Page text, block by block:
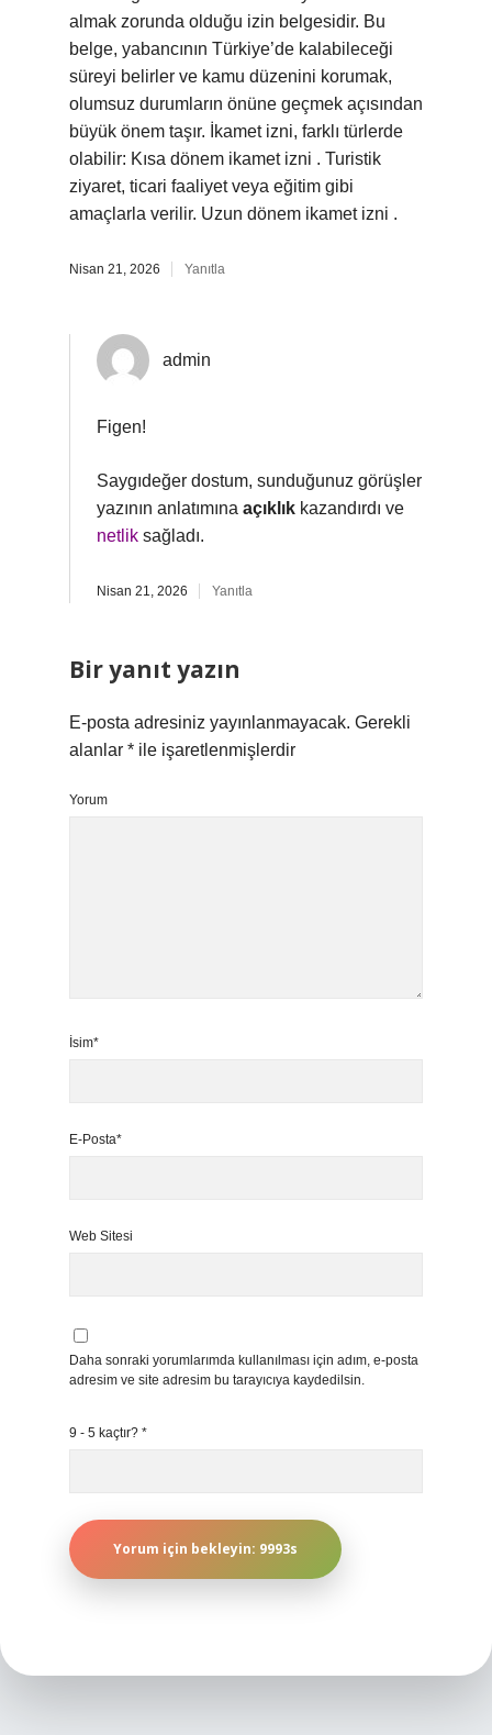
almak zorunda olduğu izin belgesidir. Bu
belge, yabancının Türkiye’de kalabileceği
süreyi belirler ve kamu düzenini korumak,
olumsuz durumların önüne geçmek açısından
büyük önem taşır. İkamet izni, farklı türlerde
olabilir: Kısa dönem ikamet izni . Turistik
ziyaret, ticari faaliyet veya eğitim gibi
amaçlarla verilir. Uzun dönem ikamet izni .
Nisan 21, 2026 Yanıtla
admin
Figen!
Saygıdeğer dostum, sunduğunuz görüşler
yazının anlatımına açıklık kazandırdı ve
netlik sağladı.
Nisan 21, 2026 Yanıtla
Bir yanıt yazın
E-posta adresiniz yayınlanmayacak. Gerekli
alanlar * ile işaretlenmişlerdir
Yorum
İsim*
E-Posta*
Web Sitesi
Daha sonraki yorumlarımda kullanılması için adım, e-posta
adresim ve site adresim bu tarayıcıya kaydedilsin.
9 - 5 kaçtır? *